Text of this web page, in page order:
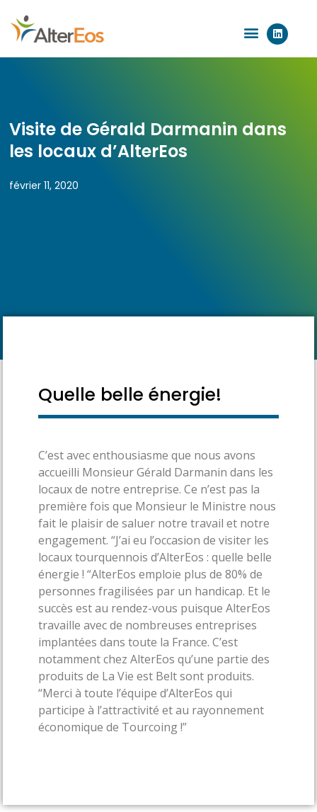
Menu
L
i
n
k
Visite de Gérald Darmanin dans
les locaux d’AlterEos
février 11, 2020
Quelle belle énergie!
C’est avec enthousiasme que nous avons
accueilli Monsieur Gérald Darmanin dans les
locaux de notre entreprise. Ce n’est pas la
première fois que Monsieur le Ministre nous
fait le plaisir de saluer notre travail et notre
engagement. “J’ai eu l’occasion de visiter les
locaux tourquennois d’AlterEos : quelle belle
énergie ! “AlterEos emploie plus de 80% de
personnes fragilisées par un handicap. Et le
succès est au rendez-vous puisque AlterEos
travaille avec de nombreuses entreprises
implantées dans toute la France. C’est
notamment chez AlterEos qu’une partie des
produits de La Vie est Belt sont produits.
“Merci à toute l’équipe d’AlterEos qui
participe à l’attractivité et au rayonnement
économique de Tourcoing !”